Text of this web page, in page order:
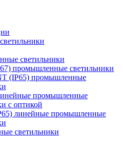
светильники
промышленные светильники
(IP65) промышленные
промышленные
с оптикой
линейные промышленные
светильники